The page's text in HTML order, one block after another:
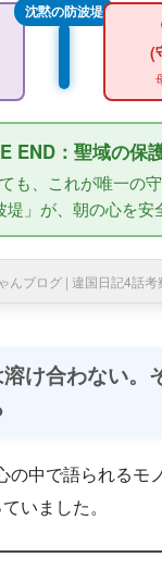
沈黙の防波堤
(
END：聖域の保
も、これが唯一の守
」が、朝の心を安
んブログ | 違国日記4話考
け合わない。
の中で語られるモ
いました。